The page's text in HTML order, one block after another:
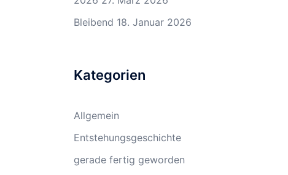
Bleibend 18. Januar 2026
Kategorien
Allgemein
Entstehungsgeschichte
gerade fertig geworden